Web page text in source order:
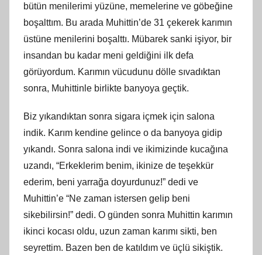
bütün menilerimi yüzüne, memelerine ve göbeğine
boşalttım. Bu arada Muhittin’de 31 çekerek karımın
üstüne menilerini boşalttı. Mübarek sanki işiyor, bir
insandan bu kadar meni geldiğini ilk defa
görüyordum. Karımın vücudunu dölle sıvadıktan
sonra, Muhittinle birlikte banyoya geçtik.
Biz yıkandıktan sonra sigara içmek için salona
indik. Karım kendine gelince o da banyoya gidip
yıkandı. Sonra salona indi ve ikimizinde kucağına
uzandı, “Erkeklerim benim, ikinize de teşekkür
ederim, beni yarrağa doyurdunuz!” dedi ve
Muhittin’e “Ne zaman istersen gelip beni
sikebilirsin!” dedi. O günden sonra Muhittin karımın
ikinci kocası oldu, uzun zaman karımı sikti, ben
seyrettim. Bazen ben de katıldım ve üçlü sikiştik.